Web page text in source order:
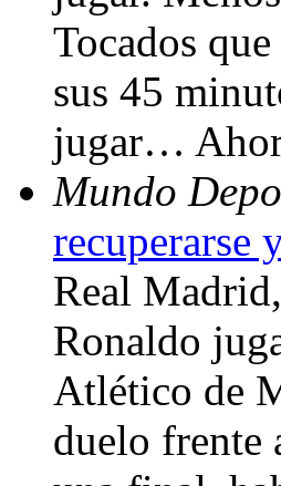
Tocados
sus 45
jugar…
Mundo
recuperarse
Real
Ronaldo
Atlético de
duelo frente